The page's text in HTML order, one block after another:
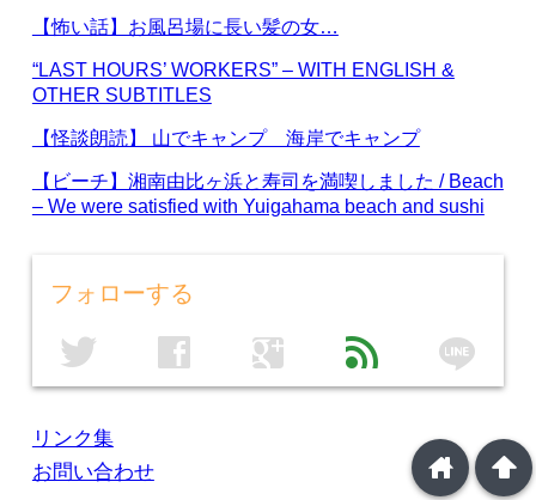
【怖い話】お風呂場に長い髪の女…
“LAST HOURS’ WORKERS” – WITH ENGLISH &
OTHER SUBTITLES
【怪談朗読】 山でキャンプ 海岸でキャンプ
【ビーチ】湘南由比ヶ浜と寿司を満喫しました / Beach
– We were satisfied with Yuigahama beach and sushi
フォローする
twitter facebook google feed line
リンク集
お問い合わせ
arrowup
home